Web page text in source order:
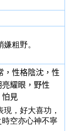
粗野。
，性格陰沈，性
耀眼，野性
怕見
，好大喜功，
空亦心神不寧